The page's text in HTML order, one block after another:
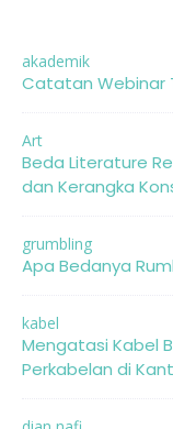
akademik
Catatan Webinar
Art
Beda Literature
dan Kerangka
grumbling
Apa Bedanya
kabel
Mengatasi Kabel
Perkabelan di